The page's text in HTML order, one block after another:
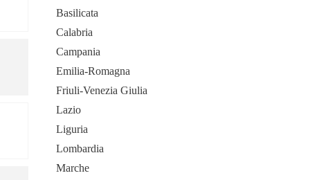
Basilicata
Calabria
Campania
Emilia-Romagna
Friuli-Venezia Giulia
Lazio
Liguria
Lombardia
Marche